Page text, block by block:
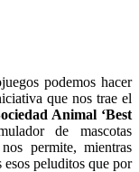
podemos hacer
que nos trae el
Animal ‘Best
de mascotas
permite, mientras
peluditos que por